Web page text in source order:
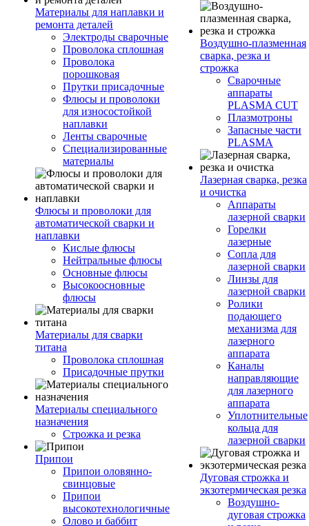
Материалы для наплавки и
ремонта деталей
Электроды сварочные
Проволока сплошная
Проволока
порошковая
Прутки присадочные
Флюсы и проволоки
для износостойкой
наплавки
Ленты сварочные
Специализированные
материалы
Флюсы и проволоки для
автоматической сварки и
наплавки
Кислые флюсы
Нейтральные флюсы
Основные флюсы
Высокоосновные
флюсы
Материалы для сварки
титана
Проволока сплошная
Присадочные прутки
Материалы специального
назначения
Строжка и резка
Припои
Припои оловянно-
свинцовые
Припои
высокотехнологичные
Олово и баббит
Воздушно-плазменная
сварка, резка и
строжка
Сварочные
аппараты
PLASMA CUT
Плазмотроны
Запасные части
PLASMA
Лазерная сварка, резка
и очистка
Аппараты
лазерной сварки
Горелки
лазерные
Сопла для
лазерной сварки
Линзы для
лазерной сварки
Ролики
подающего
механизма для
лазерного
аппарата
Каналы
направляющие
для лазерного
аппарата
Уплотнительные
кольца для
лазерной сварки
Дуговая строжка и
экзотермическая резка
Воздушно-
дуговая строжка